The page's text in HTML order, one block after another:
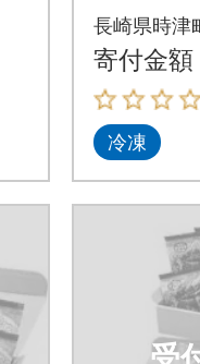
せ
長崎県時津
寄付金額
冷凍